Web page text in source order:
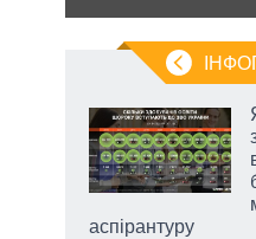
аспірантуру